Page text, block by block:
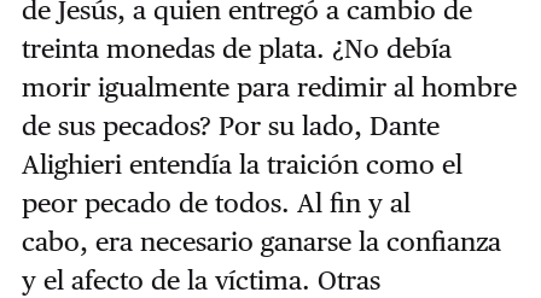
de Jesús, a quien entregó a cambio de
treinta monedas de plata. ¿No debía
morir igualmente para redimir al hombre
de sus pecados? Por su lado, Dante
Alighieri entendía la traición como el
peor pecado de todos. Al fin y al
cabo, era necesario ganarse la confianza
y el afecto de la víctima. Otras